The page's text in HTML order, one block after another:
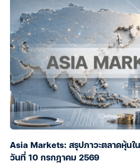
Asia Markets: สรุปภาวะตลาดหุ้นใ
วันที่ 10 กรกฎาคม 2569